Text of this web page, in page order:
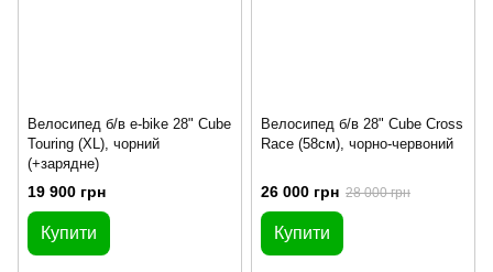
Велосипед б/в e-bike 28" Cube
Touring (XL), чорний
(+зарядне)
19 900 грн
Купити
Велосипед б/в 28" Cube Cross
Race (58см), чорно-червоний
26 000 грн 28 000 грн
Купити